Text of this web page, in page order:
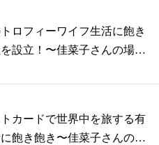
ロフィーワイフ生活に飽き
設立！〜佳菜子さんの場合
カードで世界中を旅する有
飽き飽き〜佳菜子さんの場